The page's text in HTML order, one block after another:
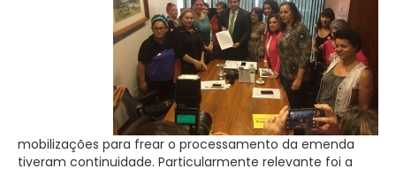
mobilizações para frear o processamento da emenda
tiveram continuidade. Particularmente relevante foi a